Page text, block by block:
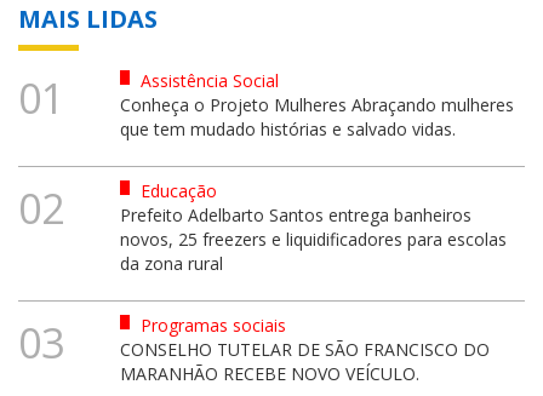
MAIS LIDAS
01
Assistência Social
Conheça o Projeto Mulheres Abraçando mulheres
que tem mudado histórias e salvado vidas.
02
Educação
Prefeito Adelbarto Santos entrega banheiros
novos, 25 freezers e liquidificadores para escolas
da zona rural
03
Programas sociais
CONSELHO TUTELAR DE SÃO FRANCISCO DO
MARANHÃO RECEBE NOVO VEÍCULO.